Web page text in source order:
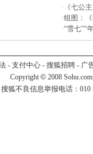
· 《七公
·组图：
·“雪七”“
- 支付中心- 搜狐招聘- 广
Copyright © 2008
搜狐不良信息举报电话：010